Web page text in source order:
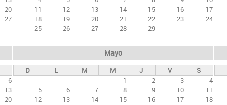
20
27
11
12 13 14 15 16
17
18
19 20 21 22 23
24
25
26 27 28 29
6
13
20
Mayo
D L M M J V
S
1
2 3
4
5
6 7 8 9 10
11
12
13 14 15 16 17
18